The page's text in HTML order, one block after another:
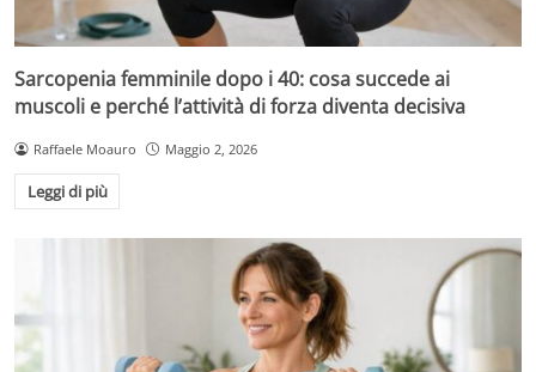
Sarcopenia femminile dopo i 40: cosa succede ai
muscoli e perché l’attività di forza diventa decisiva
Raffaele Moauro Maggio 2, 2026
Leggi di più